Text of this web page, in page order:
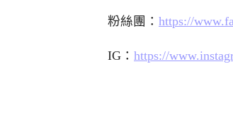
粉絲團： https://
IG： https://